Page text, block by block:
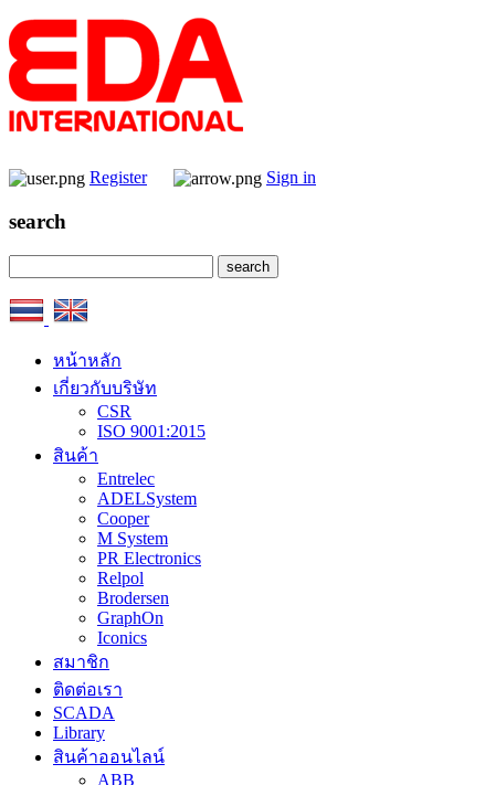
Register Sign in
search
หน้าหลัก
เกี่ยวกับบริษัท
CSR
ISO 9001:2015
สินค้า
Entrelec
ADELSystem
Cooper
M System
PR Electronics
Relpol
Brodersen
GraphOn
Iconics
สมาชิก
ติดต่อเรา
SCADA
Library
สินค้าออนไลน์
ABB